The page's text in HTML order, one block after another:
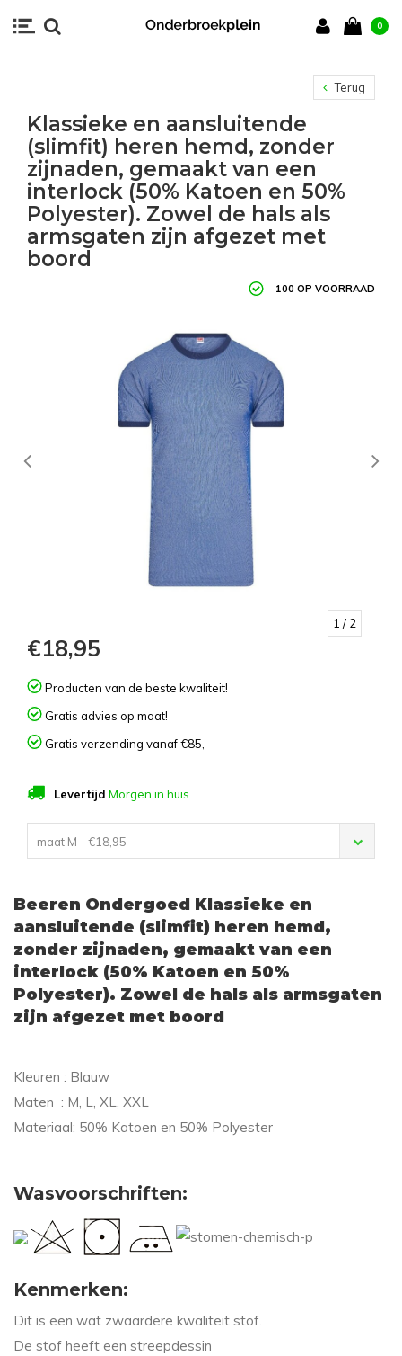
0
Terug
Klassieke en aansluitende
(slimfit) heren hemd, zonder
zijnaden, gemaakt van een
interlock (50% Katoen en 50%
Polyester). Zowel de hals als
armsgaten zijn afgezet met
boord
100 OP VOORRAAD
1 / 2
€18,95
Producten van de beste kwaliteit!
Gratis advies op maat!
Gratis verzending vanaf €85,-
Levertijd Morgen in huis
maat M - €18,95
Beeren Ondergoed Klassieke en
aansluitende (slimfit) heren hemd,
zonder zijnaden, gemaakt van een
interlock (50% Katoen en 50%
Polyester). Zowel de hals als armsgaten
zijn afgezet met boord
Kleuren : Blauw
Maten : M, L, XL, XXL
Materiaal: 50% Katoen en 50% Polyester
Wasvoorschriften:
Kenmerken:
Dit is een wat zwaardere kwaliteit stof.
De stof heeft een streepdessin